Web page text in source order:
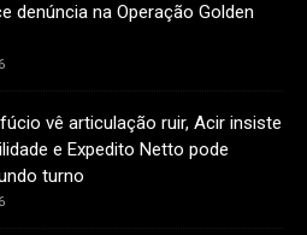
denúncia na Operação Golden
vê articulação ruir, Acir insiste
e Expedito Netto pode
turno